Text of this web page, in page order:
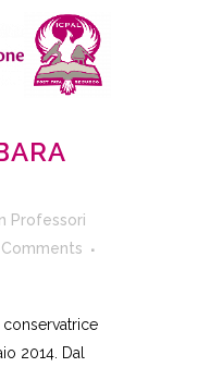
Professori
conservatrice
2014. Dal